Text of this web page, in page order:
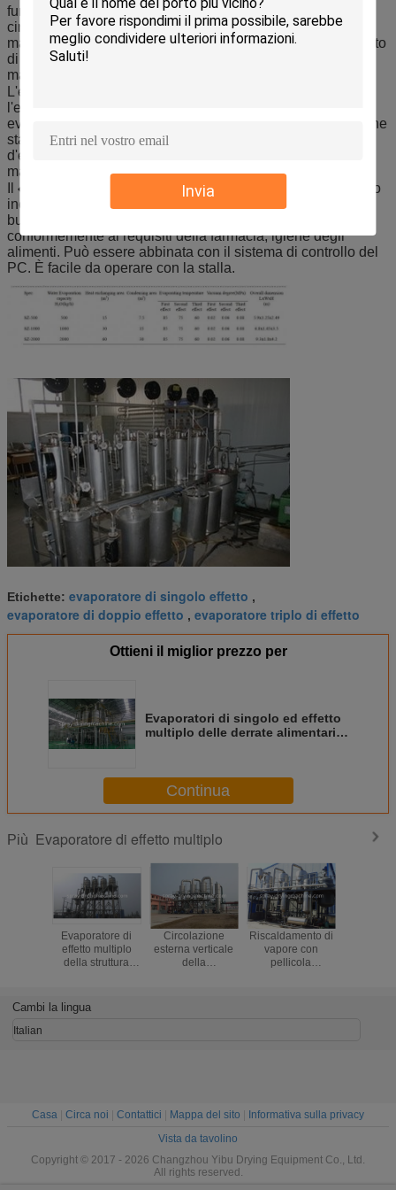
Invia
funzionamento tubolare del fuori riscaldamento di
circolazione per tenere il breve tempo di riscaldamento dei
materiali, la velocità rapida di evaporazione, grande rapporto
di concentrazione, in modo da tenere il crudo - effetto dei
materiali efficacemente.
L'energia del vapore del ◆ sarà conservata bene 70% che
l'evaporatore di unico effetto. I materiali
evaporated&concentrated nell'ambito dello stato sigillato che
stanno puliti e bene. Inoltre, è fornito di dispositivo
d'eliminazione speciale per impedire il fenomeno corrente
materiale.
Il ◆ tutto il contatto delle parti con materiale è fatto di acciaio
inossidabile ed è lucidato. L'attrezzatura ha le proprietà di
buon resistente alla corrosione, facili da pulire
conformemente ai requisiti della farmacia, igiene degli
alimenti. Può essere abbinata con il sistema di controllo del
PC. È facile da operare con la stalla.
Etichette: evaporatore di singolo effetto ,
evaporatore di doppio effetto , evaporatore triplo di effetto
Ottieni il miglior prezzo per
Evaporatori di singolo ed effetto
multiplo delle derrate alimentari,
Continua
Più Evaporatore di effetto multiplo
Evaporatore di
effetto multiplo
della struttura
del cloruro
potassio/dell'ammonio
Circolazione
esterna verticale
della
Riscaldamento di
vapore con
pellicola
Cambi la lingua
Italian
Casa Circa noi Contattici Mappa del sito
Informativa sulla privacy
Vista da tavolino
Copyright © 2017 - 2026 Changzhou Yibu Drying Equipment Co., Ltd.
All rights reserved.